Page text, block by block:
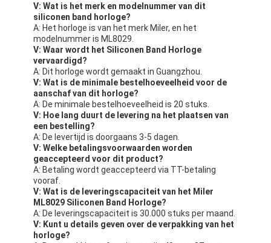
V: Wat is het merk en modelnummer van dit
siliconen band horloge?
A: Het horloge is van het merk Miler, en het
modelnummer is ML8029.
V: Waar wordt het Siliconen Band Horloge
vervaardigd?
A: Dit horloge wordt gemaakt in Guangzhou.
V: Wat is de minimale bestelhoeveelheid voor de
aanschaf van dit horloge?
A: De minimale bestelhoeveelheid is 20 stuks.
V: Hoe lang duurt de levering na het plaatsen van
een bestelling?
A: De levertijd is doorgaans 3-5 dagen.
V: Welke betalingsvoorwaarden worden
geaccepteerd voor dit product?
A: Betaling wordt geaccepteerd via TT-betaling
vooraf.
V: Wat is de leveringscapaciteit van het Miler
ML8029 Siliconen Band Horloge?
A: De leveringscapaciteit is 30.000 stuks per maand.
V: Kunt u details geven over de verpakking van het
horloge?